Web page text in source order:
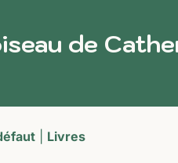
de
Livres